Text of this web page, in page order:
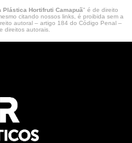
Plástica Hortifruti Camapuã" é de direito
citando nossos links, é proibida sem a
autoral – artigo 184 do Código Penal –
direitos autorais.